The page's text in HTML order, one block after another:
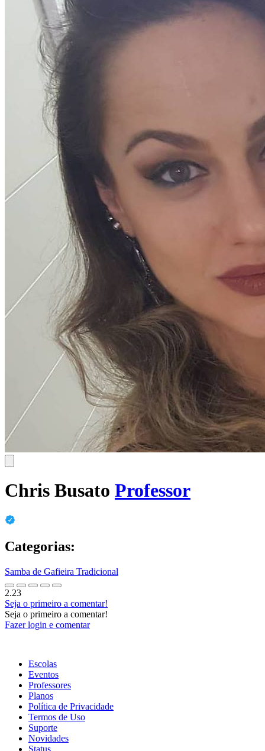
Chris Busato Professor
Categorias:
Samba de Gafieira Tradicional
2.23
Seja o primeiro a comentar!
Seja o primeiro a comentar!
Fazer login e comentar
Escolas
Eventos
Professores
Planos
Política de Privacidade
Termos de Uso
Suporte
Novidades